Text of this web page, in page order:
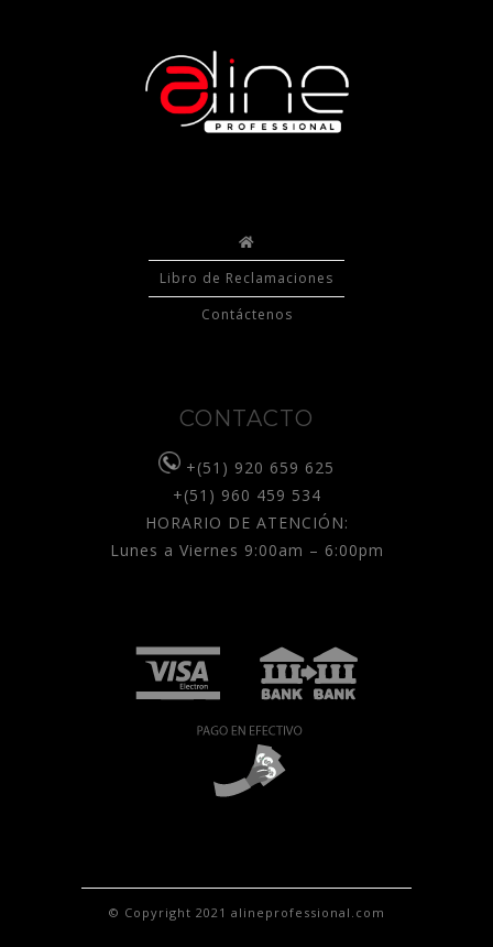
Libro de Reclamaciones
Contáctenos
CONTACTO
+(51) 920 659 625
+(51) 960 459 534
HORARIO DE ATENCIÓN:
Lunes a Viernes 9:00am – 6:00pm
© Copyright 2021 alineprofessional.com